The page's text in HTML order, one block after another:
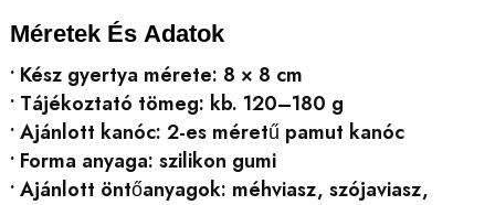
Méretek És Adatok
• Kész gyertya mérete: 8 × 8 cm
• Tájékoztató tömeg: kb. 120–180 g
• Ajánlott kanóc: 2-es méretű pamut kanóc
• Forma anyaga: szilikon gumi
• Ajánlott öntőanyagok: méhviasz, szójaviasz,